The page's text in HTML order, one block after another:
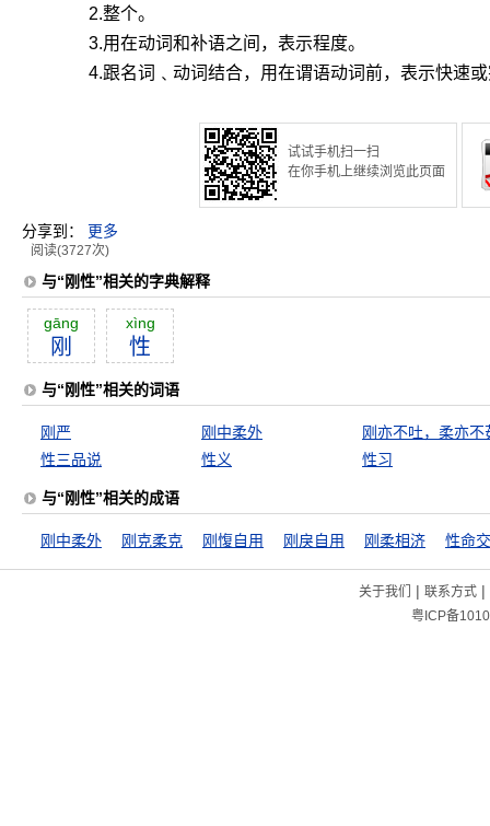
2.整个。
3.用在动词和补语之间，表示程度。
4.跟名词﹑动词结合，用在谓语动词前，表示快速
试试手机扫一扫
在你手机上继续浏览此页面
分享到： 更多
阅读(3727次)
与“刚性”相关的字典解释
gāng
刚
xìng
性
与“刚性”相关的词语
刚严 刚中柔外
刚亦不吐，柔亦不
性三品说
性义 性习
与“刚性”相关的成语
刚中柔外 刚克柔克 刚愎自用 刚戾自用 刚柔相济 性命
关于我们 | 联系方式|
粤ICP备